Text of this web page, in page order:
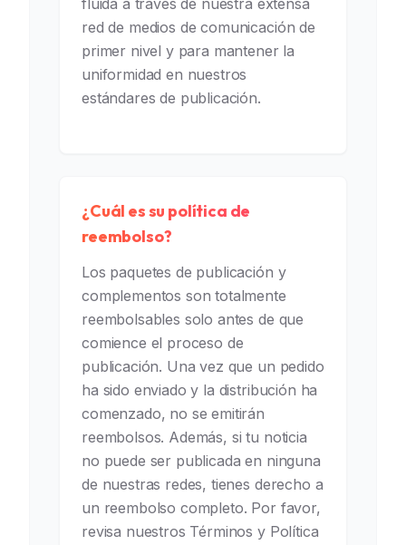
fluida a través de nuestra extensa
red de medios de comunicación de
primer nivel y para mantener la
uniformidad en nuestros
estándares de publicación.
¿Cuál es su política de
reembolso?
Los paquetes de publicación y
complementos son totalmente
reembolsables solo antes de que
comience el proceso de
publicación. Una vez que un pedido
ha sido enviado y la distribución ha
comenzado, no se emitirán
reembolsos. Además, si tu noticia
no puede ser publicada en ninguna
de nuestras redes, tienes derecho a
un reembolso completo. Por favor,
revisa nuestros Términos y Política